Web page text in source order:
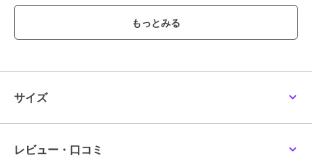
落ち感ある素材がエレガントなタック入りワイドパンツ。
お手持ちのベルトでウエストマークすればスタイルアップ効果UP！
リルも軽やかなボリュームに。
スッキリとしたタック入りワイドパンツは、落ち感ある素材で体形カ
サイズ
レビュー・口コミ